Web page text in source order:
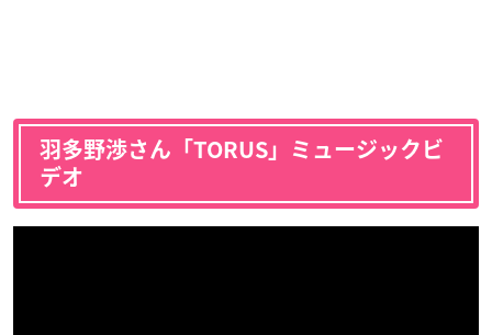
羽多野渉さん「TORUS」ミュージックビ
デオ